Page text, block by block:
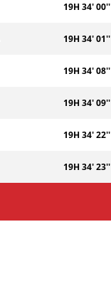
19H 34' 00''
19H 34' 01''
19H 34' 08''
19H 34' 09''
19H 34' 22''
19H 34' 23''